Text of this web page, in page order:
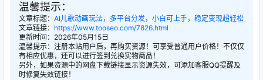
温馨提示：
文章标题： AI儿歌动画玩法，多平台分发，小白可上手，稳定变现超轻松
文章链接： https://www.tooseo.com/7826.html
更新时间：2026年05月15日
温馨提示：注册本站用户后，再购买资源！可享受普通用户价格！不仅仅
有相应优惠，还可以进行签到兑换实物商品！
另外，如果资源中的网盘下载链接显示资源失效，可添加客服QQ提醒及
时修复失效链接！